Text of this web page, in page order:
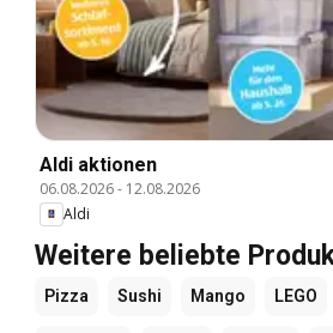
Aldi aktionen
06.08.2026- 12.08.2026
Aldi
Weitere beliebte
Pizza Sushi Mango LEGO